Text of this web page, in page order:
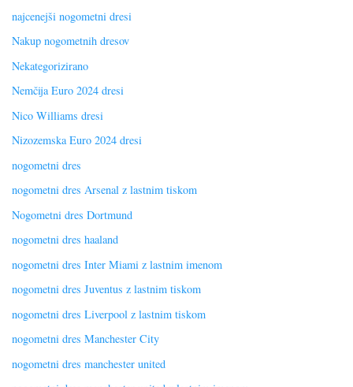
najcenejši nogometni dresi
Nakup nogometnih dresov
Nekategorizirano
Nemčija Euro 2024 dresi
Nico Williams dresi
Nizozemska Euro 2024 dresi
nogometni dres
nogometni dres Arsenal z lastnim tiskom
Nogometni dres Dortmund
nogometni dres haaland
nogometni dres Inter Miami z lastnim imenom
nogometni dres Juventus z lastnim tiskom
nogometni dres Liverpool z lastnim tiskom
nogometni dres Manchester City
nogometni dres manchester united